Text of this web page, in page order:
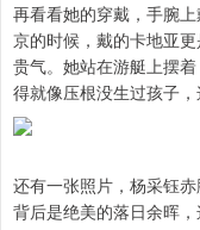
再看看她的穿戴，手腕
京的时候，戴的卡地亚
贵气。她站在游艇上摆
得就像压根没生过孩子，
还有一张照片，杨采钰
背后是绝美的落日余晖，